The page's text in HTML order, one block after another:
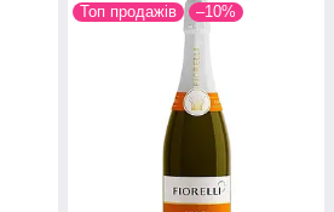
Топ продажів –10%